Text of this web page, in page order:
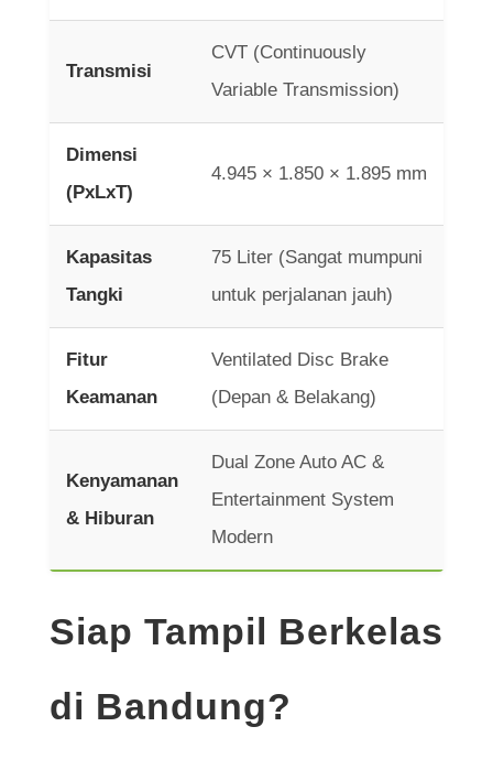
Transmisi
CVT (Continuously
Variable Transmission)
Dimensi
(PxLxT)
4.945 × 1.850 × 1.895 mm
Kapasitas
Tangki
75 Liter (Sangat mumpuni
untuk perjalanan jauh)
Fitur
Keamanan
Ventilated Disc Brake
(Depan & Belakang)
Kenyamanan
& Hiburan
Dual Zone Auto AC &
Entertainment System
Modern
Siap Tampil Berkelas
di Bandung?